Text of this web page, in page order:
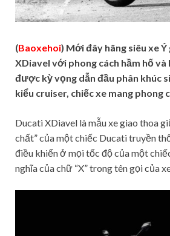
(Baoxehoi) Mới đây hãng siêu xe
XDiavel với phong cách hầm hố và
được kỳ vọng dẫn đầu phân khúc
kiểu cruiser, chiếc xe mang phong
Ducati XDiavel là mẫu xe giao thoa
chất” của một chiếc Ducati truyền
điều khiển ở mọi tốc độ của một
nghĩa của chữ “X” trong tên gọi của